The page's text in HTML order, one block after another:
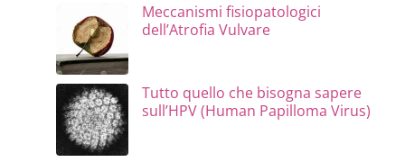
Meccanismi fisiopatologici
dell’Atrofia Vulvare
Tutto quello che bisogna sapere
sull’HPV (Human Papilloma Virus)